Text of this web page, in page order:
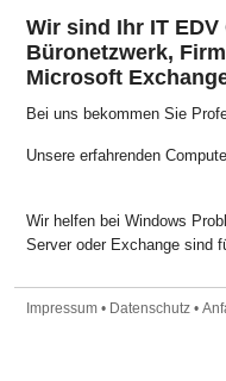
Wir sind Ihr IT
Büronetzwerk,
Microsoft
Bei uns bekommen Sie
Unsere erfahrenden
Wir helfen bei Windows
Server oder Exchange sind
Impressum • Datenschutz •